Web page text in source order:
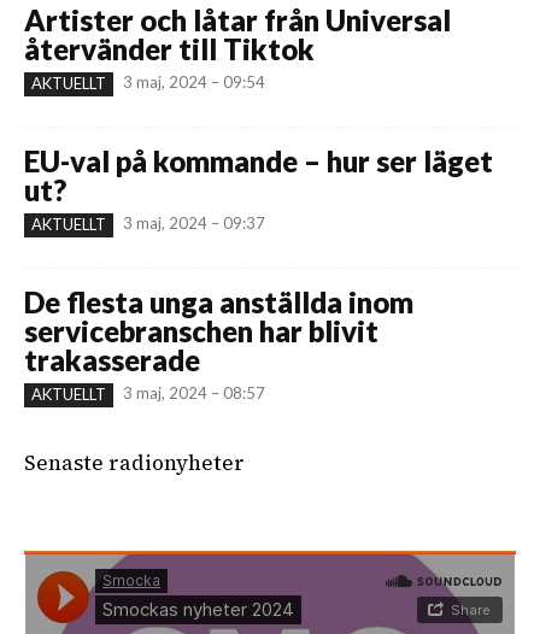
Artister och låtar från Universal
återvänder till Tiktok
AKTUELLT 3 maj, 2024 – 09:54
EU-val på kommande – hur ser läget
ut?
AKTUELLT 3 maj, 2024 – 09:37
De flesta unga anställda inom
servicebranschen har blivit
trakasserade
AKTUELLT 3 maj, 2024 – 08:57
Senaste radionyheter